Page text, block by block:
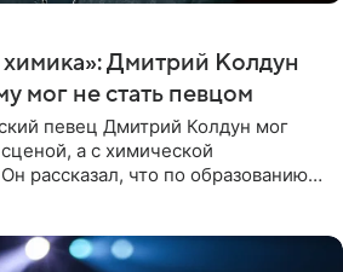
Дмитрий Колдун
мог не стать певцом
певец Дмитрий Колдун мог
а с химической
рассказал, что по образованию